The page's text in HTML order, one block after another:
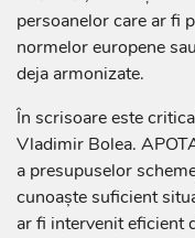
persoanelor care ar fi
normelor europene
deja armonizate.
În scrisoare este
Vladimir Bolea.
a presupuselor
cunoaște suficient
ar fi intervenit eficient